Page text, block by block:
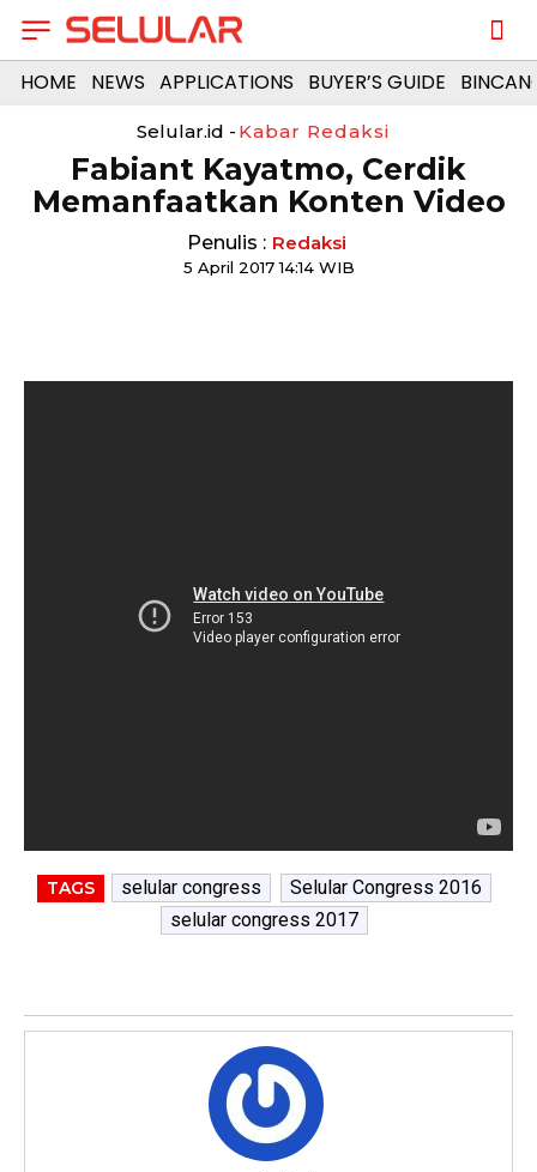
HOME NEWS APPLICATIONS BUYER’S GUIDE
Selular.id - Kabar Redaksi
Fabiant Kayatmo, Cerdik
Memanfaatkan Konten Video
Penulis : Redaksi
5 April 2017 14:14 WIB
TAGS selular congress
Selular Congress 2016
selular congress 2017